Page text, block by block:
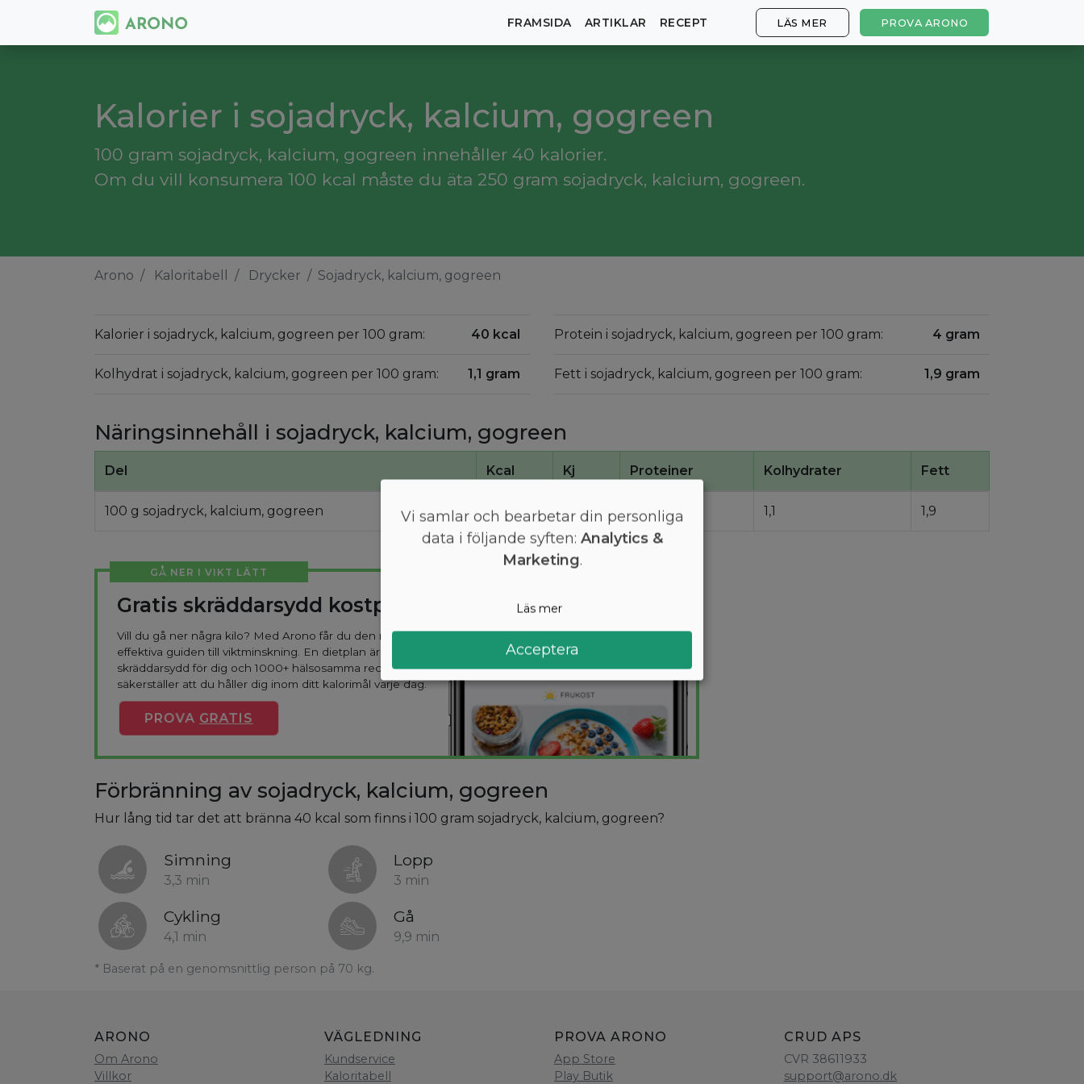
FRAMSIDA ARTIKLAR RECEPT LÄS MER PROVA ARONO
Kalorier i sojadryck, kalcium, gogreen
100 gram sojadryck, kalcium, gogreen innehåller 40 kalorier.
Om du vill konsumera 100 kcal måste du äta 250 gram sojadryck, kalcium, gogreen.
Arono Kaloritabell Drycker Sojadryck, kalcium, gogreen
Kalorier i sojadryck, kalcium, gogreen per 100 gram: 40 kcal
Kolhydrat i sojadryck, kalcium, gogreen per 100 gram: 1,1 gram
Protein i sojadryck, kalcium, gogreen per 100 gram: 4 gram
Fett i sojadryck, kalcium, gogreen per 100 gram: 1,9 gram
Näringsinnehåll i sojadryck, kalcium, gogreen
Del Kcal Kj Proteiner Kolhydrater Fett
100 g sojadryck, kalcium, gogreen 40 170 4 1,1 1,9
GÅ NER I VIKT LÄTT
Gratis skräddarsydd kostplan
Vill du gå ner några kilo? Med Arono får du den mest
effektiva guiden till viktminskning. En dietplan är
skräddarsydd för dig och 1000+ hälsosamma recept
säkerställer att du håller dig inom ditt kalorimål varje dag.
PROVA GRATIS
Förbränning av sojadryck, kalcium, gogreen
Hur lång tid tar det att bränna 40 kcal som finns i 100 gram sojadryck, kalcium, gogreen?
Simning
3,3 min
Lopp
3 min
Cykling
4,1 min
Gå
9,9 min
* Baserat på en genomsnittlig person på 70 kg.
ARONO
Om Arono
Villkor
VÄGLEDNING
Kundservice
Kaloritabell
PROVA ARONO
App Store
Play Butik
CRUD APS
CVR 38611933
support@arono.dk
Vi samlar och bearbetar din personliga
data i följande syften: Analytics &
Marketing.
Läs mer
Acceptera